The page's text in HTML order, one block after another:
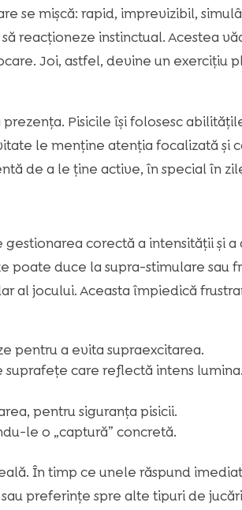
se mișcă: rapid, imprevizibil,
reacționeze instinctual. Acestea
Joi, astfel, devine un exercițiu
Pisicile își folosesc
le menține atenția focalizată și
de a le ține active, în special în
corectă a intensității și a
poate duce la supra-stimulare sau
al jocului. Aceasta împiedică
pentru a evita supraexcitarea.
care reflectă intens lumina.
pentru siguranța pisicii.
le o „captură” concretă.
În timp ce unele răspund
preferințe spre alte tipuri de